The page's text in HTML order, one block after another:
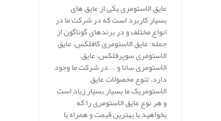
عایق الاستومری یکی از عایق های
بسیار کاربرد است که در شرکت ما در
انواع مختلف و در برندهای گوناگون از
جمله: عایق الاستومری کافلکس، عایق
الاستومری سوپرفلکس، عایق
الاستومری سانا و … در شرکت ما وجود
دارد. تنوع محصولات عایق
الاستومریک ما بسیار بسیار زیاد است
و هر نوع عایق الاستومری را که
بخواهید با بهترین قیمت و همراه با